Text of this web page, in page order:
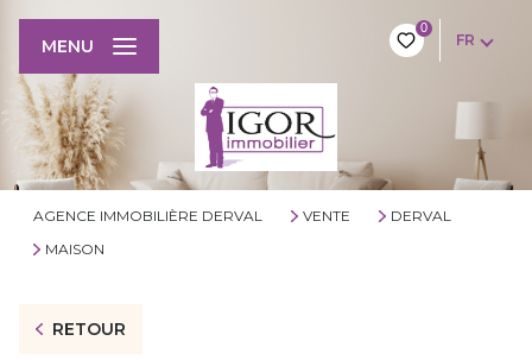
0
FR
MENU
AGENCE IMMOBILIÈRE DERVAL VENTE
DERVAL
MAISON
RETOUR